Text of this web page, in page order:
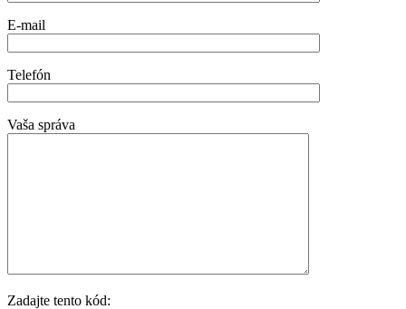
E-mail
Telefón
Vaša správa
Zadajte tento kód: